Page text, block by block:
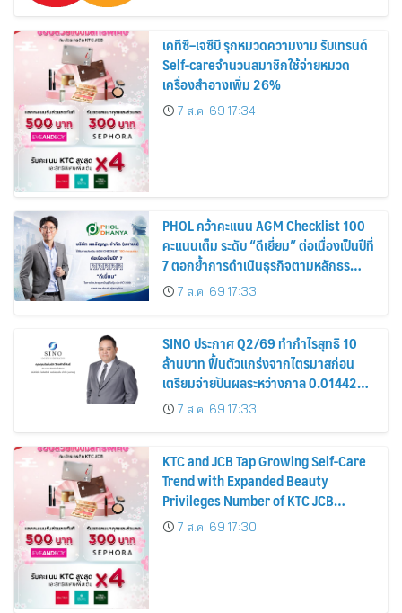
เคทีซี–เจซีบี รุกหมวดความงาม รับเทรนด์
Self-careจำนวนสมาชิกใช้จ่ายหมวด
เครื่องสำอางเพิ่ม 26%
7 ส.ค. 69 17:34
PHOL คว้าคะแนน AGM Checklist 100
คะแนนเต็ม ระดับ “ดีเยี่ยม” ต่อเนื่องเป็นปีที่
7 ตอกย้ำการดำเนินธุรกิจตามหลักธร
รมาภิบาล โปร่งใส สร้างความเชื่อมั่นผู้ถือ
หุ้น
7 ส.ค. 69 17:33
SINO ประกาศ Q2/69 ทำกำไรสุทธิ 10
ล้านบาท ฟื้นตัวแกร่งจากไตรมาสก่อน
เตรียมจ่ายปันผลระหว่างกาล 0.014423
บาทต่อหุ้น ครึ่งปีหลังมุ่งเติบโตต่อเนื่อง
7 ส.ค. 69 17:33
KTC and JCB Tap Growing Self-Care
Trend with Expanded Beauty
Privileges Number of KTC JCB
Cardmembers Spending on
Cosmetics Rises 26%
7 ส.ค. 69 17:30